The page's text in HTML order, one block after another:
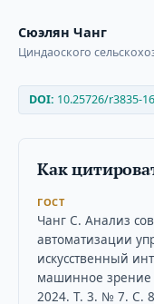
Сюэлян Чанг
Циндаоского
DOI: 10.25726/r3835-
Как
ГОСТ
Чанг С. Анализ
автоматизации
искусственный
машинное зрение
2024. Т. 3. № 7. С.